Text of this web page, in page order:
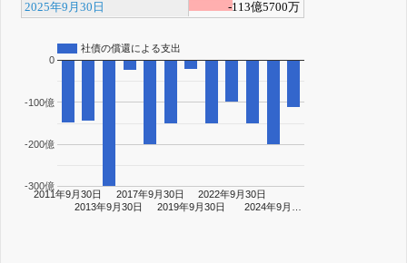
2025年9月30日
-113億5700万
社債の償還による支出
2011年9月30日
2013年9月30日
2017年9月30日
2019年9月30日
2022年9月30日
2024年9月…
-300億
-200億
-100億
0